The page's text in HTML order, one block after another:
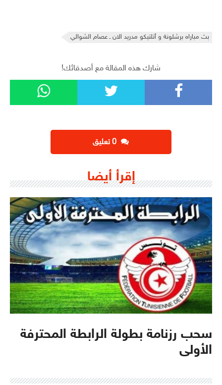
بث مباراه برشلونة و أتلتيكو مدريد الان ـ عصام الشوالي
شارك هذه المقالة مع أصدقائك!
إقرأ أيضا
سحب رزنامة بطولة الرابطة المحترفة
الأولى